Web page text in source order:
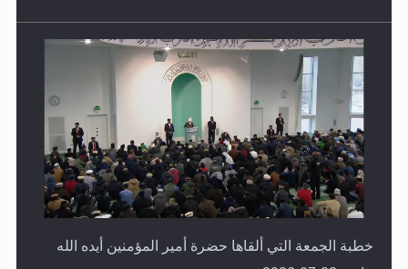
خطبة الجمعة التي ألقاها حضرة أمير المؤمنين أيده الله